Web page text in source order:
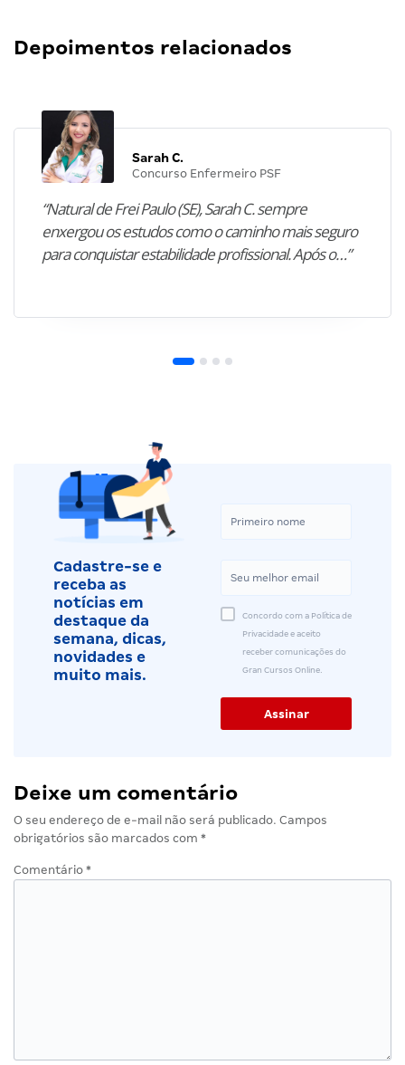
Depoimentos relacionados
Sarah C.
Concurso Enfermeiro PSF
“Natural de Frei Paulo (SE), Sarah C. sempre
enxergou os estudos como o caminho mais seguro
para conquistar estabilidade profissional. Após o…”
Cadastre-se e
receba as
notícias em
destaque da
semana, dicas,
novidades e
muito mais.
Concordo com a Política de
Privacidade e aceito
receber comunicações do
Gran Cursos Online.
Deixe um comentário
O seu endereço de e-mail não será publicado. Campos
obrigatórios são marcados com *
Comentário *